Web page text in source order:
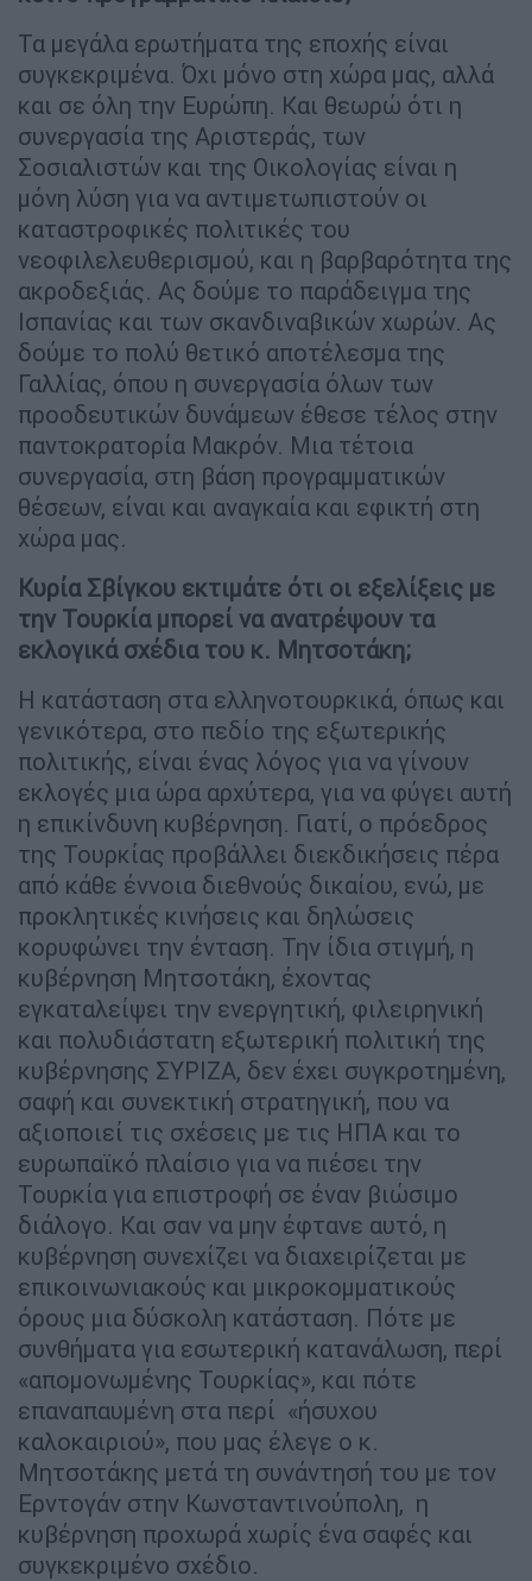
Τα μεγάλα ερωτήματα της εποχής είναι
συγκεκριμένα. Όχι μόνο στη χώρα μας, αλλά
και σε όλη την Ευρώπη. Και θεωρώ ότι η
συνεργασία της Αριστεράς, των
Σοσιαλιστών και της Οικολογίας είναι η
μόνη λύση για να αντιμετωπιστούν οι
καταστροφικές πολιτικές του
νεοφιλελευθερισμού, και η βαρβαρότητα της
ακροδεξιάς. Ας δούμε το παράδειγμα της
Ισπανίας και των σκανδιναβικών χωρών. Ας
δούμε το πολύ θετικό αποτέλεσμα της
Γαλλίας, όπου η συνεργασία όλων των
προοδευτικών δυνάμεων έθεσε τέλος στην
παντοκρατορία Μακρόν. Μια τέτοια
συνεργασία, στη βάση προγραμματικών
θέσεων, είναι και αναγκαία και εφικτή στη
χώρα μας.
Κυρία Σβίγκου εκτιμάτε ότι οι εξελίξεις με
την Τουρκία μπορεί να ανατρέψουν τα
εκλογικά σχέδια του κ. Μητσοτάκη;
Η κατάσταση στα ελληνοτουρκικά, όπως και
γενικότερα, στο πεδίο της εξωτερικής
πολιτικής, είναι ένας λόγος για να γίνουν
εκλογές μια ώρα αρχύτερα, για να φύγει αυτή
η επικίνδυνη κυβέρνηση. Γιατί, ο πρόεδρος
της Τουρκίας προβάλλει διεκδικήσεις πέρα
από κάθε έννοια διεθνούς δικαίου, ενώ, με
προκλητικές κινήσεις και δηλώσεις
κορυφώνει την ένταση. Την ίδια στιγμή, η
κυβέρνηση Μητσοτάκη, έχοντας
εγκαταλείψει την ενεργητική, φιλειρηνική
και πολυδιάστατη εξωτερική πολιτική της
κυβέρνησης ΣΥΡΙΖΑ, δεν έχει συγκροτημένη,
σαφή και συνεκτική στρατηγική, που να
αξιοποιεί τις σχέσεις με τις ΗΠΑ και το
ευρωπαϊκό πλαίσιο για να πιέσει την
Τουρκία για επιστροφή σε έναν βιώσιμο
διάλογο. Και σαν να μην έφτανε αυτό, η
κυβέρνηση συνεχίζει να διαχειρίζεται με
επικοινωνιακούς και μικροκομματικούς
όρους μια δύσκολη κατάσταση. Πότε με
συνθήματα για εσωτερική κατανάλωση, περί
«απομονωμένης Τουρκίας», και πότε
επαναπαυμένη στα περί «ήσυχου
καλοκαιριού», που μας έλεγε ο κ.
Μητσοτάκης μετά τη συνάντησή του με τον
Ερντογάν στην Κωνσταντινούπολη, η
κυβέρνηση προχωρά χωρίς ένα σαφές και
συγκεκριμένο σχέδιο.